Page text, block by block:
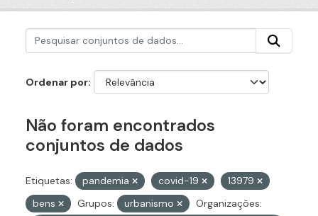
Ordenar por
Não foram encontrados
conjuntos de dados
Etiquetas: pandemia covid-19
13979
bens
Grupos: urbanismo
Organizações: